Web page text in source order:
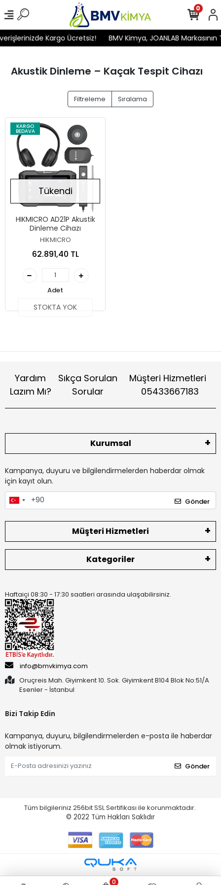
Kargo Ücretsiz! BMV Kimya, JOANLAB
0
Akustik Dinleme – Kaçak Tespit Cihazı
Filtreleme Sıralama
KARGO
BEDAVA
Tükendi
HIKMICRO AD21P Akustik
Dinleme Cihazı
HIKMICRO
62.891,40 TL
Adet
STOKTA YOK
Yardım
Lazım Mı?
Sıkça Sorulan
Sorular
Müşteri Hizmetleri
05433667183
Kurumsal
Kampanya, duyuru ve bilgilendirmelerden haberdar olmak
için kayıt olun.
Gönder
Müşteri Hizmetleri
Kategoriler
Haftaiçi 08:30 - 17:30 saatleri arasında ulaşabilirsiniz.
info@bmvkimya.com
Oruçreis Mah. Giyimkent 10. Sok. Giyimkent B104 Blok No:51/A
Esenler - İstanbul
Bizi Takip Edin
Kampanya, duyuru, bilgilendirmelerden e-posta ile haberdar
olmak istiyorum.
Gönder
Tüm bilgileriniz 256bit SSL Sertifikası ile korunmaktadır.
© 2022 Tüm Hakları Saklıdır
0